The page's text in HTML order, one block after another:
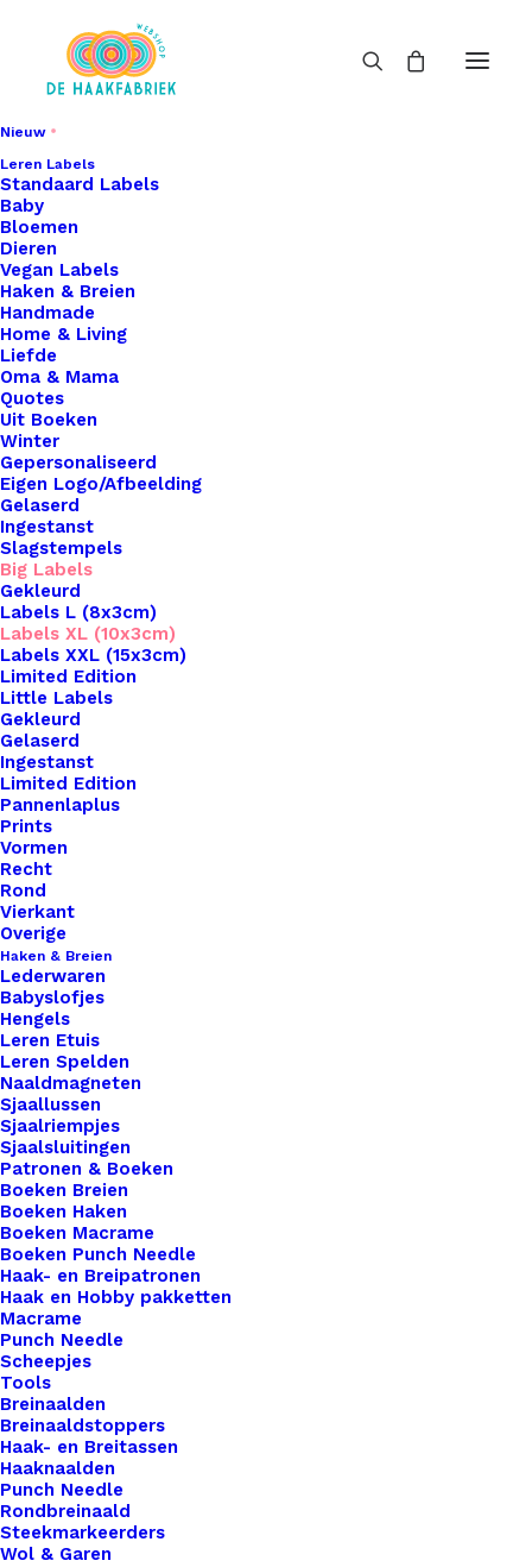
Nieuw
Leren Labels
Standaard Labels
Baby
Bloemen
Dieren
Vegan Labels
Haken & Breien
Handmade
Home & Living
Liefde
Oma & Mama
Quotes
Uit Boeken
Winter
Gepersonaliseerd
Eigen Logo/Afbeelding
Gelaserd
Ingestanst
Slagstempels
Big Labels
Gekleurd
Labels L (8x3cm)
Labels XL (10x3cm)
Labels XXL (15x3cm)
Limited Edition
Little Labels
Gekleurd
Gelaserd
Ingestanst
Limited Edition
Pannenlaplus
Prints
Vormen
Recht
Rond
Vierkant
Overige
Haken & Breien
Lederwaren
Babyslofjes
Hengels
Leren Etuis
Leren Spelden
Naaldmagneten
Sjaallussen
Sjaalriempjes
Sjaalsluitingen
Patronen & Boeken
Boeken Breien
Boeken Haken
Boeken Macrame
Boeken Punch Needle
Haak- en Breipatronen
Haak en Hobby pakketten
Macrame
Punch Needle
Scheepjes
Tools
Breinaalden
Breinaaldstoppers
Haak- en Breitassen
Haaknaalden
Punch Needle
Rondbreinaald
Steekmarkeerders
Wol & Garen
Home
Leren Labels
Big Labels Met Drukknoop 10x3cm Cognac Met Bol
Wol Zilver
Big Labels Met
Drukknoop 10x3cm
Cognac Met Bol Wol
Zilver
€3,50
Wil je je handgemaakte haak- en breiwerken naar
een hoger niveau tillen? Overweeg dan onze
prachtige leren labels, de perfecte finishing touch
voor al je creaties. Met onze labels voeg je niet
alleen een professionele uitstraling toe aan je
werk, maar ook een persoonlijk tintje dat jouw
ambachtelijke meesterwerken onderscheidt van
de rest. Voor de bewuste haak- en breisters onder
ons bieden we ook een assortiment vegan leren
labels aan die volledig diervriendelijk zijn.
Gemaakt van hoogwaardig synthetisch materiaal,
zijn deze labels een milieuvriendelijk alternatief
voor traditioneel leer, zonder concessies te doen
aan stijl of kwaliteit.
1 op voorraad
Big